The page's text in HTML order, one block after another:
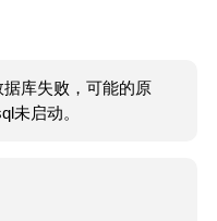
库失败，可能的原
未启动。